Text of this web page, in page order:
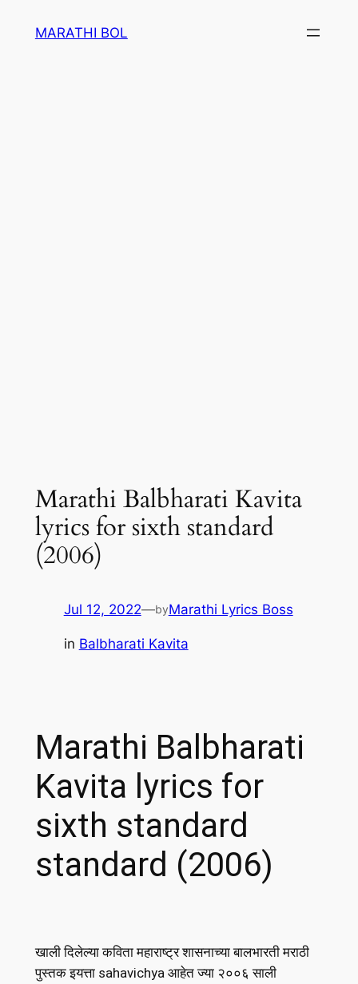
MARATHI BOL
Marathi Balbharati Kavita
lyrics for sixth standard
(2006)
Jul 12, 2022—byMarathi Lyrics Boss
in Balbharati Kavita
Marathi Balbharati
Kavita lyrics for
sixth standard
standard (2006)
खाली दिलेल्या कविता महाराष्ट्र शासनाच्या बालभारती मराठी
पुस्तक इयत्ता sahavichya आहेत ज्या २००६ साली